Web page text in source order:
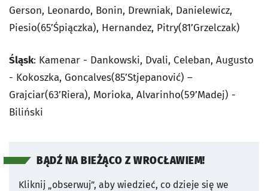
Gerson, Leonardo, Bonin, Drewniak, Danielewicz,
Piesio(65’Śpiączka), Hernandez, Pitry(81’Grzelczak)
Śląsk: Kamenar - Dankowski, Dvali, Celeban, Augusto
- Kokoszka, Goncalves(85’Stjepanović) –
Grajciar(63’Riera), Morioka, Alvarinho(59’Madej) -
Biliński
BĄDŹ NA BIEŻĄCO Z WROCŁAWIEM!
Kliknij „obserwuj”, aby wiedzieć, co dzieje się we